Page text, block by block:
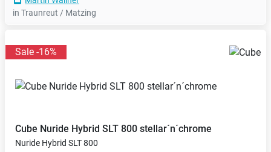
in Traunreut / Matzing
Sale -16%
Cube Nuride Hybrid SLT 800 stellar´n´chrome
Nuride Hybrid SLT 800